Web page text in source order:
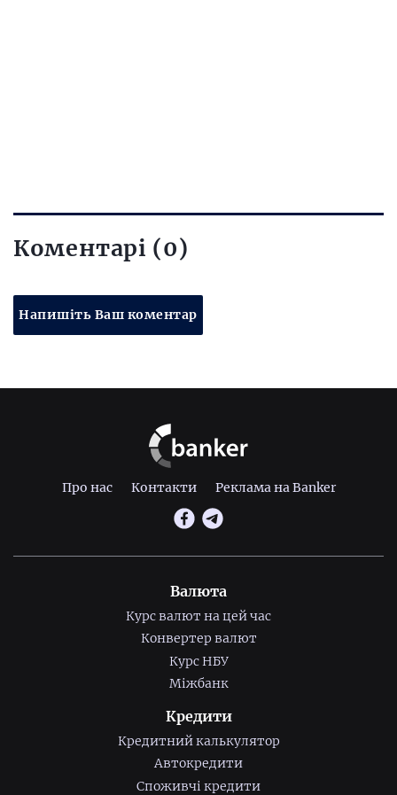
Коментарі (0)
Напишіть Ваш коментар
Про нас Контакти Реклама на Banker
Валюта
Курс валют на цей час
Конвертер валют
Курс НБУ
Міжбанк
Кредити
Кредитний калькулятор
Автокредити
Споживчі кредити